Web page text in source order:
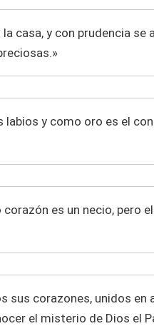
casa, y con prudencia se
labios y como oro es el
es un necio, pero
sus corazones, unidos en
el misterio de Dios el